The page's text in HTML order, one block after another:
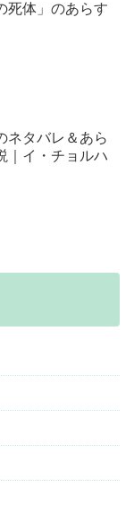
死体」のあらす
ネタバレ＆あら
｜イ・チョルハ